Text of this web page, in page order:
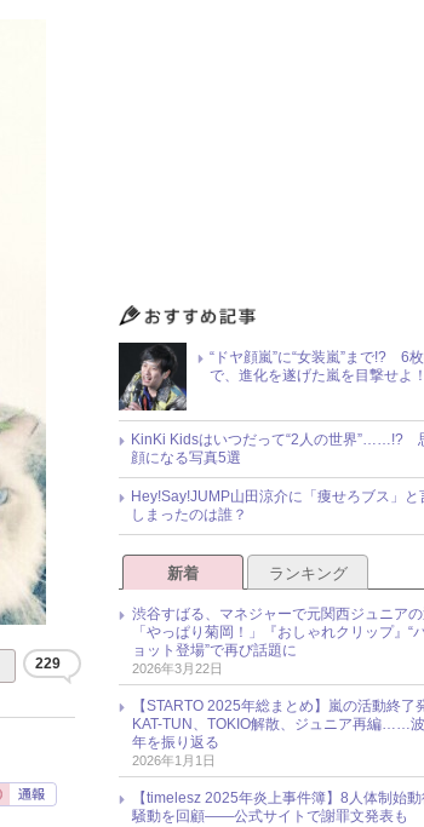
229
“ドヤ顔嵐”に“女装嵐”まで!? 6
で、進化を遂げた嵐を目撃せよ！
KinKi Kidsはいつだって“2人の世界”……!?
顔になる写真5選
Hey!Say!JUMP山田涼介に「痩せろブス」と
しまったのは誰？
新着 ランキング
渋谷すばる、マネジャーで元関西ジュニア
「やっぱり菊岡！」『おしゃれクリップ』“
ョット登場”で再び話題に
2026年3月22日
【STARTO 2025年総まとめ】嵐の活動終了
KAT-TUN、TOKIO解散、ジュニア再編……
年を振り返る
2026年1月1日
【timelesz 2025年炎上事件簿】8人体制始
騒動を回顧――公式サイトで謝罪文発表も